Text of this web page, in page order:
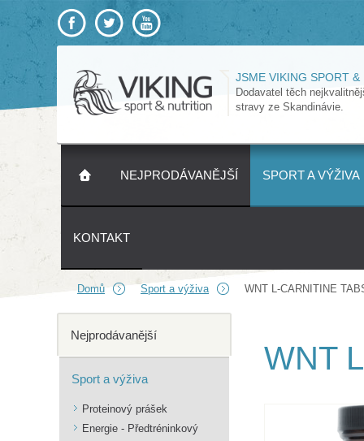
JSME VIKING SPORT
Dodavatel těch
stravy ze Skandinávie.
NEJPRODÁVANĚJŠÍ SPORT A VÝŽIVA
KONTAKT
Domů Sport a výživa WNT L-CARNITINE
Nejprodávanější
Sport a výživa
Proteinový prášek
Energie - Předtréninkový
WNT